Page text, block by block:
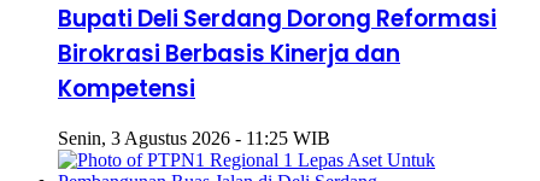
Bupati Deli Serdang Dorong Reformasi
Birokrasi Berbasis Kinerja dan
Kompetensi
Senin, 3 Agustus 2026 - 11:25 WIB